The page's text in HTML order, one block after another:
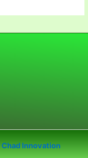
Chad Innovation